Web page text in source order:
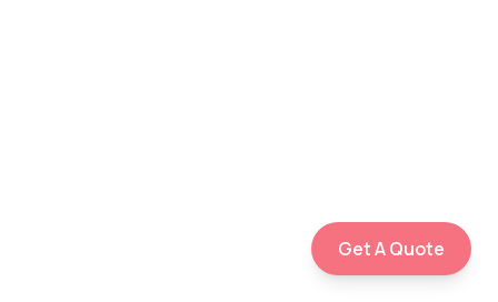
Get A Quote